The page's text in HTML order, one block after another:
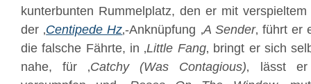
kunterbunten Rummelplatz, den er mit
der ‚Centipede Hz‚-Anknüpfung ‚A Sender‚ führt er
die falsche Fährte, in ‚Little Fang‚ bringt er sich
nahe, für ‚Catchy (Was Contagious)‚ lässt